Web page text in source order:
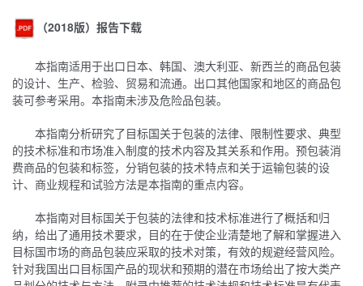
（2018版）报告下载
本指南适用于出口日本、韩国、澳大利亚、新西兰的商品包装
的设计、生产、检验、贸易和流通。出口其他国家和地区的商品包
装可参考采用。本指南未涉及危险品包装。
本指南分析研究了目标国关于包装的法律、限制性要求、典型
的技术标准和市场准入制度的技术内容及其关系和作用。预包装消
费商品的包装和标签，分销包装的技术特点和关于运输包装的设
计、商业规程和试验方法是本指南的重点内容。
本指南对目标国关于包装的法律和技术标准进行了概括和归
纳，给出了通用技术要求，目的在于使企业清楚地了解和掌握进入
目标国市场的商品包装应采取的技术对策，有效的规避经营风险。
针对我国出口目标国产品的现状和预期的潜在市场给出了按大类产